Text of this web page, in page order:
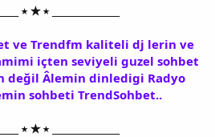
⭑ ★ ⭑ ______________
ve Trendfm kaliteli dj lerin ve
içten seviyeli guzel sohbet
değil Âlemin dinledigi Radyo
sohbeti TrendSohbet..
⭑ ★ ⭑ ______________